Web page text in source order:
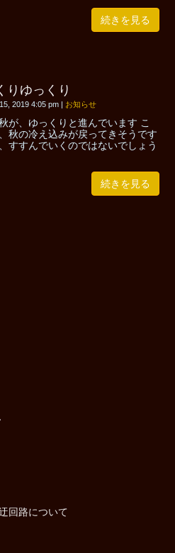
続きを見る
りゆっくり
2019 4:05 pm| お知らせ
が、ゆっくりと進んでいます こ
秋の冷え込みが戻ってきそうです
すすんでいくのではないでしょう
続きを見る
回路について